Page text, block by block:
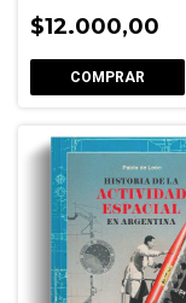
$12.000,00